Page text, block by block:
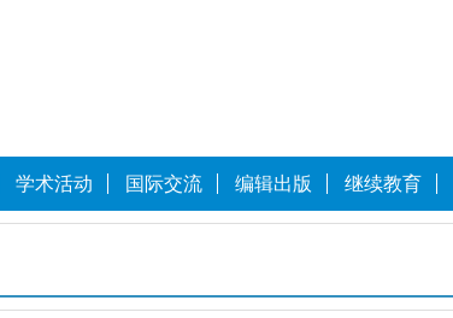
学术活动 国际交流 编辑出版 继续教育